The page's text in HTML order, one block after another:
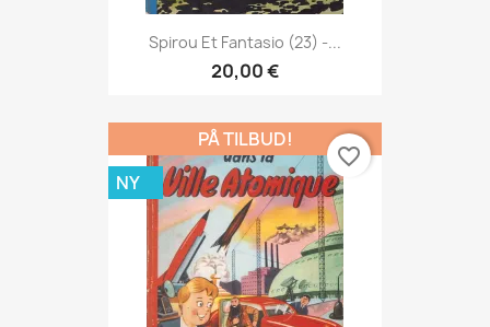
Spirou Et Fantasio (23) -...
20,00 €
PÅ TILBUD!
NY
favorite_border